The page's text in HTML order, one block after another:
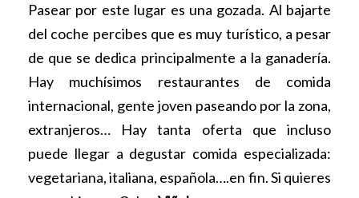
Pasear por este lugar es una gozada. Al bajarte
del coche percibes que es muy turístico, a pesar
de que se dedica principalmente a la ganadería.
Hay muchísimos restaurantes de comida
internacional, gente joven paseando por la zona,
extranjeros… Hay tanta oferta que incluso
puede llegar a degustar comida especializada:
vegetariana, italiana, española….en fin. Si quieres